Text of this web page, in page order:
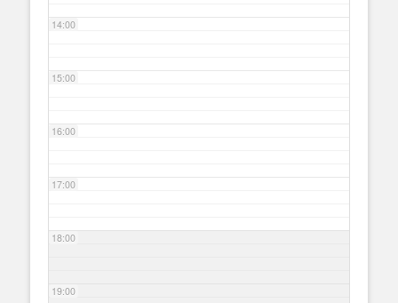
14:00
15:00
16:00
17:00
18:00
19:00